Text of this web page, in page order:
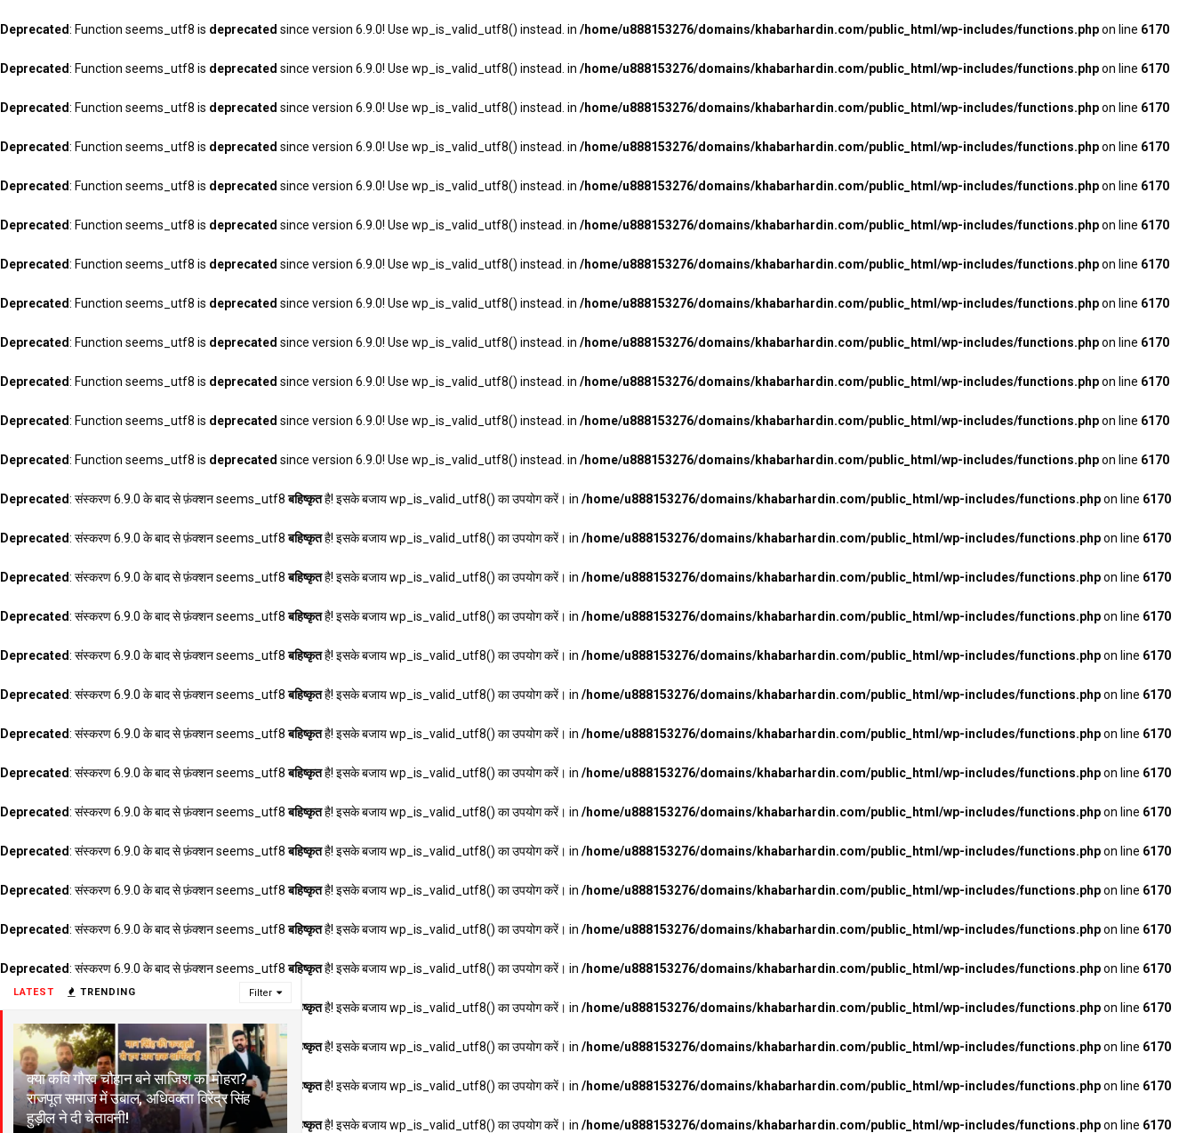
Deprecated: Function seems_utf8 is deprecated since version 6.9.0! Use wp_is_valid_utf8() instead. in /home/u888153276/domains/khabarhardin.com/public_html/wp-includes/functions.phpon line 6170
Deprecated: Function seems_utf8 is deprecated since version 6.9.0! Use wp_is_valid_utf8() instead. in /home/u888153276/domains/khabarhardin.com/public_html/wp-includes/functions.phpon line 6170
Deprecated: Function seems_utf8 is deprecated since version 6.9.0! Use wp_is_valid_utf8() instead. in /home/u888153276/domains/khabarhardin.com/public_html/wp-includes/functions.phpon line 6170
Deprecated: Function seems_utf8 is deprecated since version 6.9.0! Use wp_is_valid_utf8() instead. in /home/u888153276/domains/khabarhardin.com/public_html/wp-includes/functions.phpon line 6170
Deprecated: Function seems_utf8 is deprecated since version 6.9.0! Use wp_is_valid_utf8() instead. in /home/u888153276/domains/khabarhardin.com/public_html/wp-includes/functions.phpon line 6170
Deprecated: Function seems_utf8 is deprecated since version 6.9.0! Use wp_is_valid_utf8() instead. in /home/u888153276/domains/khabarhardin.com/public_html/wp-includes/functions.phpon line 6170
Deprecated: Function seems_utf8 is deprecated since version 6.9.0! Use wp_is_valid_utf8() instead. in /home/u888153276/domains/khabarhardin.com/public_html/wp-includes/functions.phpon line 6170
Deprecated: Function seems_utf8 is deprecated since version 6.9.0! Use wp_is_valid_utf8() instead. in /home/u888153276/domains/khabarhardin.com/public_html/wp-includes/functions.phpon line 6170
Deprecated: Function seems_utf8 is deprecated since version 6.9.0! Use wp_is_valid_utf8() instead. in /home/u888153276/domains/khabarhardin.com/public_html/wp-includes/functions.phpon line 6170
Deprecated: Function seems_utf8 is deprecated since version 6.9.0! Use wp_is_valid_utf8() instead. in /home/u888153276/domains/khabarhardin.com/public_html/wp-includes/functions.phpon line 6170
Deprecated: Function seems_utf8 is deprecated since version 6.9.0! Use wp_is_valid_utf8() instead. in /home/u888153276/domains/khabarhardin.com/public_html/wp-includes/functions.phpon line 6170
Deprecated: Function seems_utf8 is deprecated since version 6.9.0! Use wp_is_valid_utf8() instead. in /home/u888153276/domains/khabarhardin.com/public_html/wp-includes/functions.phpon line 6170
Deprecated: संस्करण 6.9.0 के बाद से फ़ंक्शन seems_utf8बहिष्कृतहै! इसके बजाय wp_is_valid_utf8() का उपयोग करें। in /home/u888153276/domains/khabarhardin.com/public_html/wp-includes/functions.phpon line 6170
Deprecated: संस्करण 6.9.0 के बाद से फ़ंक्शन seems_utf8बहिष्कृतहै! इसके बजाय wp_is_valid_utf8() का उपयोग करें। in /home/u888153276/domains/khabarhardin.com/public_html/wp-includes/functions.phpon line 6170
Deprecated: संस्करण 6.9.0 के बाद से फ़ंक्शन seems_utf8बहिष्कृतहै! इसके बजाय wp_is_valid_utf8() का उपयोग करें। in /home/u888153276/domains/khabarhardin.com/public_html/wp-includes/functions.phpon line 6170
Deprecated: संस्करण 6.9.0 के बाद से फ़ंक्शन seems_utf8बहिष्कृतहै! इसके बजाय wp_is_valid_utf8() का उपयोग करें। in /home/u888153276/domains/khabarhardin.com/public_html/wp-includes/functions.phpon line 6170
Deprecated: संस्करण 6.9.0 के बाद से फ़ंक्शन seems_utf8बहिष्कृतहै! इसके बजाय wp_is_valid_utf8() का उपयोग करें। in /home/u888153276/domains/khabarhardin.com/public_html/wp-includes/functions.phpon line 6170
Deprecated: संस्करण 6.9.0 के बाद से फ़ंक्शन seems_utf8बहिष्कृतहै! इसके बजाय wp_is_valid_utf8() का उपयोग करें। in /home/u888153276/domains/khabarhardin.com/public_html/wp-includes/functions.phpon line 6170
Deprecated: संस्करण 6.9.0 के बाद से फ़ंक्शन seems_utf8बहिष्कृतहै! इसके बजाय wp_is_valid_utf8() का उपयोग करें। in /home/u888153276/domains/khabarhardin.com/public_html/wp-includes/functions.phpon line 6170
Deprecated: संस्करण 6.9.0 के बाद से फ़ंक्शन seems_utf8बहिष्कृतहै! इसके बजाय wp_is_valid_utf8() का उपयोग करें। in /home/u888153276/domains/khabarhardin.com/public_html/wp-includes/functions.phpon line 6170
Deprecated: संस्करण 6.9.0 के बाद से फ़ंक्शन seems_utf8बहिष्कृतहै! इसके बजाय wp_is_valid_utf8() का उपयोग करें। in /home/u888153276/domains/khabarhardin.com/public_html/wp-includes/functions.phpon line 6170
Deprecated: संस्करण 6.9.0 के बाद से फ़ंक्शन seems_utf8बहिष्कृतहै! इसके बजाय wp_is_valid_utf8() का उपयोग करें। in /home/u888153276/domains/khabarhardin.com/public_html/wp-includes/functions.phpon line 6170
Deprecated: संस्करण 6.9.0 के बाद से फ़ंक्शन seems_utf8बहिष्कृतहै! इसके बजाय wp_is_valid_utf8() का उपयोग करें। in /home/u888153276/domains/khabarhardin.com/public_html/wp-includes/functions.phpon line 6170
Deprecated: संस्करण 6.9.0 के बाद से फ़ंक्शन seems_utf8बहिष्कृतहै! इसके बजाय wp_is_valid_utf8() का उपयोग करें। in /home/u888153276/domains/khabarhardin.com/public_html/wp-includes/functions.phpon line 6170
Deprecated: संस्करण 6.9.0 के बाद से फ़ंक्शन seems_utf8बहिष्कृतहै! इसके बजाय wp_is_valid_utf8() का उपयोग करें। in /home/u888153276/domains/khabarhardin.com/public_html/wp-includes/functions.phpon line 6170
Deprecated बहिष्कृतहै! इसके बजाय wp_is_valid_utf8() का उपयोग करें। in /home/u888153276/domains/khabarhardin.com/public_html/wp-includes/functions.phpon line 6170
Deprecated: संस्करण 6.9.0 के बाद से फ़ंक्शन seems_utf8 बहिष्कृतहै! इसके बजाय wp_is_valid_utf8() का उपयोग करें। in /home/u888153276/domains/khabarhardin.com/public_html/wp-includes/functions.phpon line 6170
Deprecated : संस्करण 6.9.0 के बाद से फ़ंक्शन seems_utf8 बहिष्कृतहै! इसके बजाय wp_is_valid_utf8() का उपयोग करें। in /home/u888153276/domains/khabarhardin.com/public_html/wp-includes/functions.phpon line 6170
Deprecated : संस्करण 6.9.0 के बाद से फ़ंक्शन seems_utf8 बहिष्कृतहै! इसके बजाय wp_is_valid_utf8() का उपयोग करें। in /home/u888153276/domains/khabarhardin.com/public_html/wp-includes/functions.phpon line 6170
LATEST TRENDING Filter
क्या कवि गौरव चौहान बने साजिश का मोहरा?
राजपूत समाज में उबाल, अधिवक्ता विरेंद्र सिंह
हुड़ील ने दी चेतावनी!